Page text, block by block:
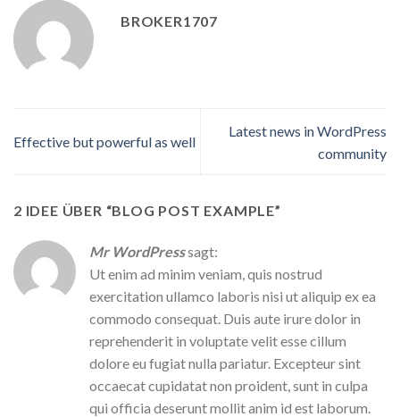
BROKER1707
Effective but powerful as well
Latest news in WordPress
community
2 IDEE ÜBER “BLOG POST EXAMPLE”
Mr WordPresssagt:
Ut enim ad minim veniam, quis nostrud
exercitation ullamco laboris nisi ut aliquip ex ea
commodo consequat. Duis aute irure dolor in
reprehenderit in voluptate velit esse cillum
dolore eu fugiat nulla pariatur. Excepteur sint
occaecat cupidatat non proident, sunt in culpa
qui officia deserunt mollit anim id est laborum.